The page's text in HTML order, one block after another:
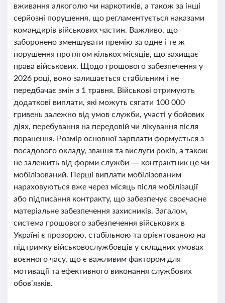
вживання алкоголю чи наркотиків, а також за інші
серйозні порушення, що регламентується наказами
командирів військових частин. Важливо, що
заборонено зменшувати премію за одне і те ж
порушення протягом кількох місяців, що захищає
права військових. Щодо грошового забезпечення у
2026 році, воно залишається стабільним і не
передбачає змін з 1 травня. Військові отримують
додаткові виплати, які можуть сягати 100 000
гривень залежно від умов служби, участі у бойових
діях, перебування на передовій чи лікування після
поранення. Розмір основної зарплати формується з
посадового окладу, звання та вислуги років, а також
не залежить від форми служби — контрактник це чи
мобілізований. Перші виплати мобілізованим
нараховуються вже через місяць після мобілізації
або підписання контракту, що забезпечує своєчасне
матеріальне забезпечення захисників. Загалом,
система грошового забезпечення військових в
Україні є прозорою, стабільною та орієнтованою на
підтримку військовослужбовців у складних умовах
воєнного часу, що є важливим фактором для
мотивації та ефективного виконання службових
обов’язків.